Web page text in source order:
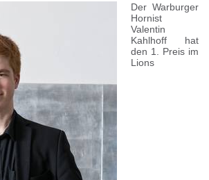
Der Warburger
Hornist
Valentin
Kahlhoff hat
den 1. Preis im
Lions